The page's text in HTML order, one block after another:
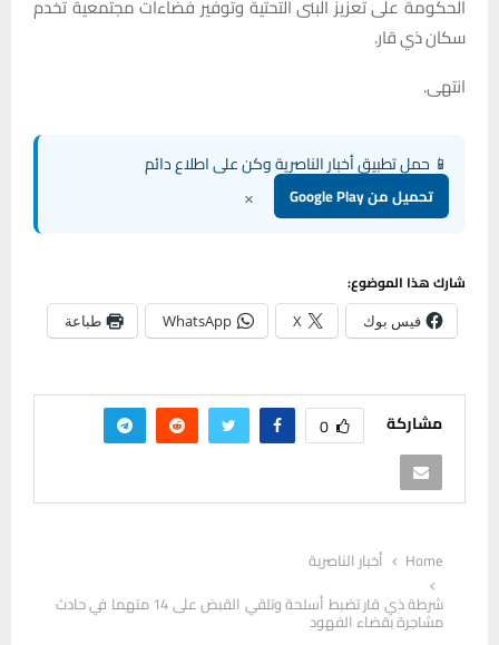
الحكومة على تعزيز البنى التحتية وتوفير فضاءات مجتمعية تخدم
سكان ذي قار.
انتهى.
📱 حمل تطبيق أخبار الناصرية وكن على اطلاع دائم
تحميل من Google Play ×
شارك هذا الموضوع:
فيس بوك X
WhatsApp طباعة
مشاركة 0
Home
أخبار الناصرية
شرطة ذي قار تضبط أسلحة وتلقي القبض على 14 متهما في حادث
مشاجرة بقضاء الفهود